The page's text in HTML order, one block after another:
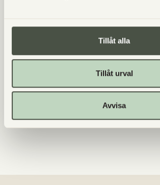
Tillåt alla
Tillåt urval
Avvisa
SKRAPKORT
25kr
Läs mer